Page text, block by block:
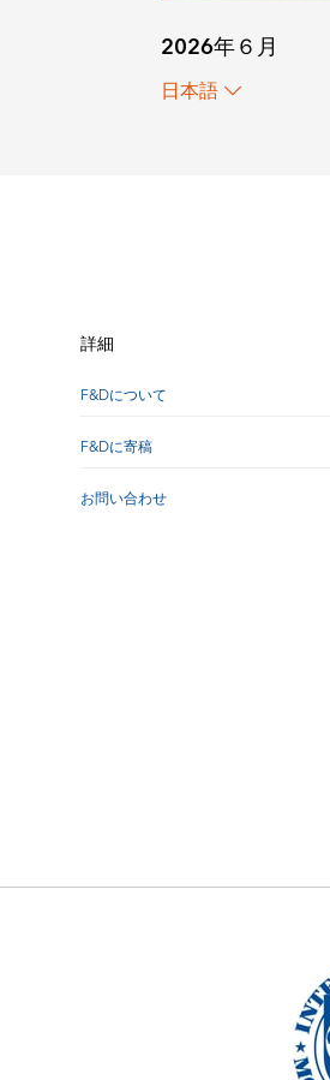
2026年６月
日本語
詳細
F&Dについて
F&Dに寄稿
お問い合わせ